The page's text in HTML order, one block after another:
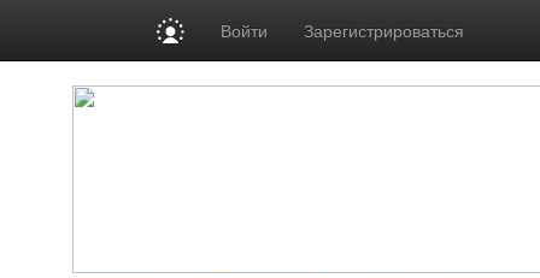
Войти Зарегистрироваться